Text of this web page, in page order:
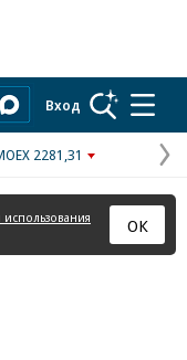
Вход
2281,31
ОК